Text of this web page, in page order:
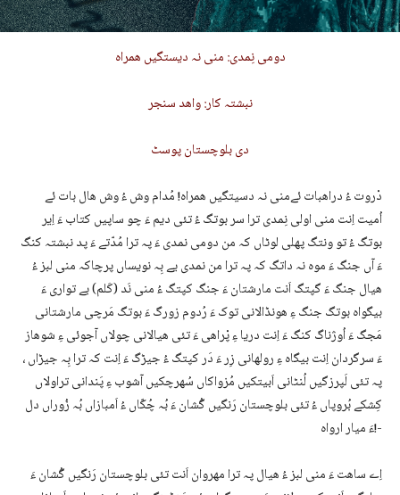
دومی نِمدی: منی نہ دیستگیں ھمراہ
نبشتہ کار: واھد سنجر
دی بلوچستان پوسٹ
دْروت ءُ دراھبات ئےمنی نہ دسیتگیں ھمراہ! مُدام وش ءُ وش ھال بات ئے
اُمیت اِنت منی اولی نِمدی ترا سر بوتگ ءُ تئی دیم ءَ چو ساپیں کتاب ءَ اِیر
بوتگ ءُ تو ونتگ پھلی لوٹاں کہ من دومی نمدی ءَ پہ ترا مُدّتے ءَ پد نبشتہ کنگ
ءَ آں جنگ ءَ موہ نہ داتگ کہ پہ ترا من نمدی یے بِہ نویساں پرچاکہ منی لبز ءُ
ھیال جنگ ءَ گپتگ اَنت مارشتان ءَ جنگ کپتگ ءُ منی نَد (کَلم) بے تواری ءَ
بیگواہ بوتگ جنگ ءِ ھونڈالانی توک ءَ رُدوم زورگ ءَ بوتگ مَرچی مارشتانی
مَجگ ءَ اُوژناگ کنگ ءَ اِنت دریا ءِ پْراھی ءَ تئی ھیالانی چولاں آجوئی ءِ شوھاز
ءَ سرگردان اِنت بیگاہ ءِ رولھانی زِر ءَ دَر کپتگ ءُ جیڑگ ءَ اِنت کہ ترا بِہ جیڑاں ،
پہ تئی لَپرزگیں لُنٹانی اَبیتکیں مُزواکاں سُھرچکیں آشوب ءِ پَندانی تراولاں
کِشکے بُروپاں ءُ تئی بلوچستان رَنگیں گُشان ءَ بُہ چُکّاں ءُ اَمبازاں بُہ زُوراں دل
ءَ میار ارواہ!-
اِے ساھت ءَ منی لبز ءُ ھیال پہ ترا مھروان اَنت تئی بلوچستان رَنگیں گُشان ءَ